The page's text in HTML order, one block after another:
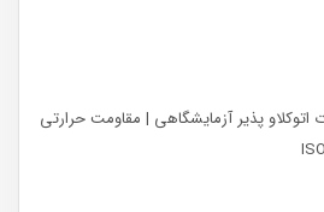
اتوکلاو پذیر آزمایشگاهی | مقاومت حرارتی